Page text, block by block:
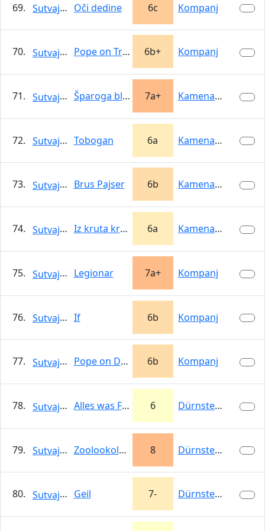
69. Sutvajka Oči dedine 6c Kompanj
70. Sutvajka Pope on Trial 6b+ Kompanj
71. Sutvajka Šparoga blues 7a+ Kamena Vrata
72. Sutvajka Tobogan 6a Kamena Vrata
73. Sutvajka Brus Pajser 6b Kamena Vrata
74. Sutvajka Iz kruta kruga 6a Kamena Vrata
75. Sutvajka Legionar 7a+ Kompanj
76. Sutvajka If 6b Kompanj
77. Sutvajka Pope on Dope 6b Kompanj
78. Sutvajka Alles was Flügel 6 Dürnstein
79. Sutvajka Zoolookologie 8 Dürnstein
80. Sutvajka Geil 7- Dürnstein